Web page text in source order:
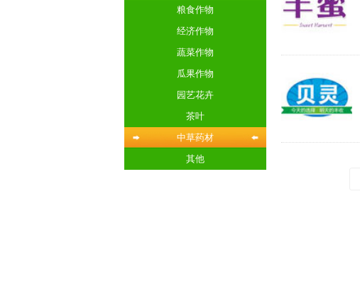
粮食作物
经济作物
蔬菜作物
瓜果作物
园艺花卉
茶叶
中草药材
其他